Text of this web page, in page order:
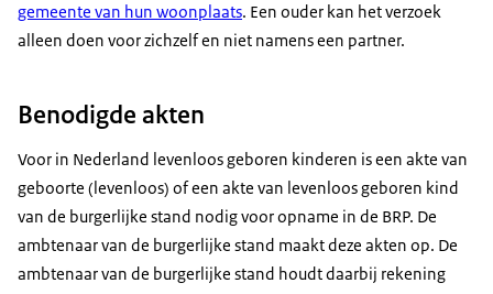
gemeente van hun woonplaats. Een ouder kan het verzoek
alleen doen voor zichzelf en niet namens een partner.
Benodigde akten
Voor in Nederland levenloos geboren kinderen is een akte van
geboorte (levenloos) of een akte van levenloos geboren kind
van de burgerlijke stand nodig voor opname in de BRP. De
ambtenaar van de burgerlijke stand maakt deze akten op. De
ambtenaar van de burgerlijke stand houdt daarbij rekening